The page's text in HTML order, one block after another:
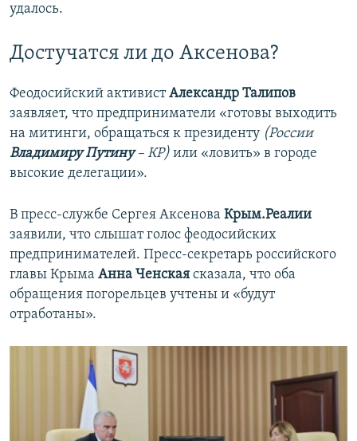
удалось.
Достучатся ли до Аксенова?
Феодосийский активистАлександр Талипов
заявляет, что предприниматели «готовы выходить
на митинги, обращаться к президенту (России
Владимиру Путину– КР) или «ловить» в городе
высокие делегации».
В пресс-службе Сергея Аксенова Крым.Реалии
заявили, что слышат голос феодосийских
предпринимателей. Пресс-секретарь российского
главы Крыма Анна Ченская сказала, что оба
обращения погорельцев учтены и «будут
отработаны».